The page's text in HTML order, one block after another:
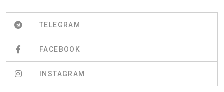
TELEGRAM
FACEBOOK
INSTAGRAM